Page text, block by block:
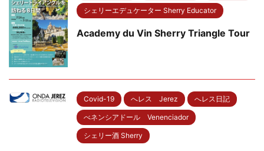
シェリーエデュケーター Sherry Educator
Academy du Vin Sherry Triangle Tour
Covid-19 へレス Jerez へレス日記
べネンシアドール Venenciador
シェリー酒 Sherry